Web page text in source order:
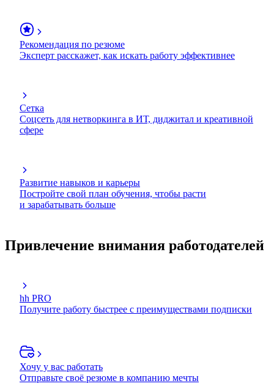
Рекомендация по резюме
Эксперт расскажет, как искать работу эффективнее
Сетка
Соцсеть для нетворкинга в ИТ, диджитал и креативной
сфере
Развитие навыков и карьеры
Постройте свой план обучения, чтобы расти
и зарабатывать больше
Привлечение внимания работодателей
hh PRO
Получите работу быстрее с преимуществами подписки
Хочу у вас работать
Отправьте своё резюме в компанию мечты